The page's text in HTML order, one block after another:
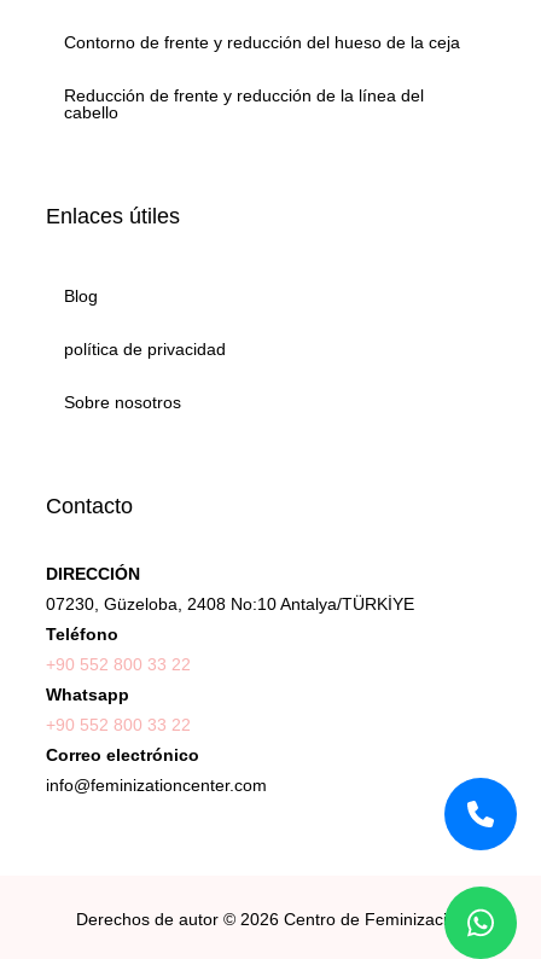
Contorno de frente y reducción del hueso de la ceja
Reducción de frente y reducción de la línea del
cabello
Enlaces útiles
Blog
política de privacidad
Sobre nosotros
Contacto
DIRECCIÓN
07230, Güzeloba, 2408 No:10 Antalya/TÜRKİYE
Teléfono
+90 552 800 33 22
Whatsapp
+90 552 800 33 22
Correo electrónico
info@feminizationcenter.com
Derechos de autor © 2026 Centro de Feminización